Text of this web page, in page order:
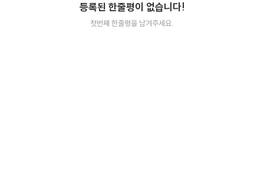
등록된 한줄평이 없습니다!
첫번째 한줄평을 남겨주세요.